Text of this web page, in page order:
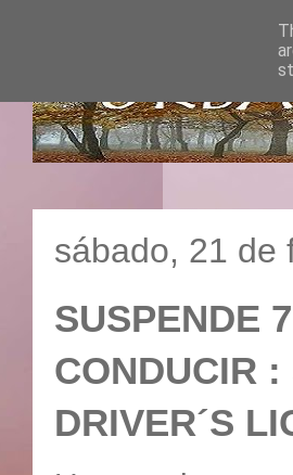
sábado, 21 de
SUSPENDE
CONDUCIR :
DRIVER´S